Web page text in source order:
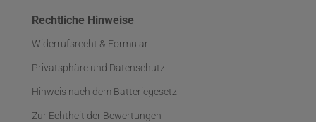
Rechtliche Hinweise
Widerrufsrecht & Formular
Privatsphäre und Datenschutz
Hinweis nach dem Batteriegesetz
Zur Echtheit der Bewertungen